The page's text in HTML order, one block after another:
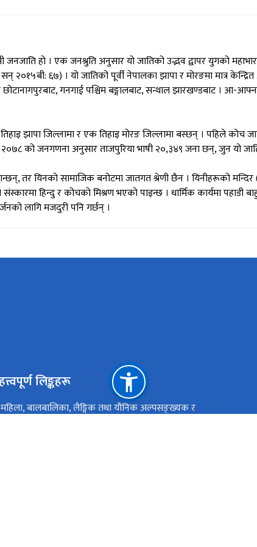
हो । एक जनश्रुति अनुसार यो जातिको उद्भव द्वापर युगको
२०१५बी: ६७) । यो जातिको पूर्वी नेपालका झापा र मोरङमा मात्र
गनगाई पश्चिम बङ्गालबाट, सन्थाल झारखण्डबाट । आ-
झापा जिल्लामा र एक तिहाइ मोरङ जिल्लामा बस्छन् । पहिले कोच
२०७८ को जनगणना अनुसार ताजपुरिया भाषी २०,३४९ जना छन्, जुन यो
तर यिनको सामाजिक बनोटमा जातगत श्रेणी छैन । यिनीहरूको मन्दिर
हिन्दु र कोचको मिश्रण भएको पाइन्छ । धार्मिक कार्यमा पहाडी
लागि मजदुरी पनि गर्छन् ।
लिङ्कहरू
महिला, बालबालिका, लैङ्गिक तथा यौनिक अल्पसङ्ख्यक र